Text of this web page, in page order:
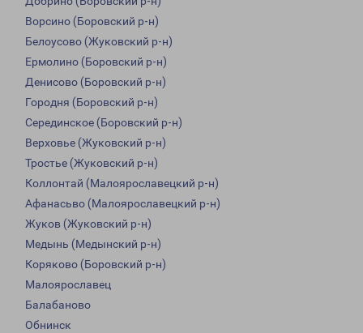
Ворсино (Боровский р-н)
Белоусово (Жуковский р-н)
Ермолино (Боровский р-н)
Денисово (Боровский р-н)
Городня (Боровский р-н)
Серединское (Боровский р-н)
Верховье (Жуковский р-н)
Тростье (Жуковский р-н)
Коллонтай (Малоярославецкий р-н)
Афанасьво (Малоярославецкий р-н)
Жуков (Жуковский р-н)
Медынь (Медынский р-н)
Коряково (Боровский р-н)
Малоярославец
Балабаново
Обнинск